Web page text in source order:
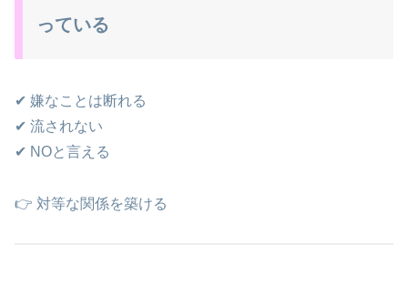
っている
✔ 嫌なことは断れる
✔ 流されない
✔ NOと言える
👉 対等な関係を築ける